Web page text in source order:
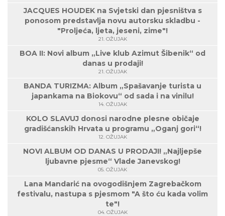
JACQUES HOUDEK na Svjetski dan pjesništva s
ponosom predstavlja novu autorsku skladbu -
"Proljeća, ljeta, jeseni, zime"!
21. OŽUJAK
BOA II: Novi album „Live klub Azimut Šibenik“ od
danas u prodaji!
21. OŽUJAK
BANDA TURIZMA: Album „Spašavanje turista u
japankama na Biokovu“ od sada i na vinilu!
14. OŽUJAK
KOLO SLAVUJ donosi narodne plesne običaje
gradišćanskih Hrvata u programu „Oganj gori“!
12. OŽUJAK
NOVI ALBUM OD DANAS U PRODAJI! „Najljepše
ljubavne pjesme“ Vlade Janevskog!
05. OŽUJAK
Lana Mandarić na ovogodišnjem Zagrebačkom
festivalu, nastupa s pjesmom "A što ću kada volim
te"!
04. OŽUJAK